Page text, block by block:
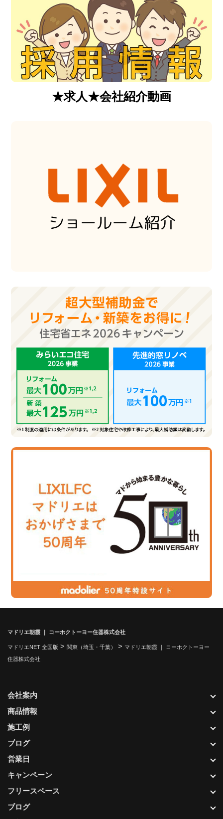
★求人★会社紹介動画
マドリエ朝霞 ｜ コーホクトーヨー住器株式会社
マドリエNET 全国版 > 関東（埼玉・千葉） > マドリエ朝霞 ｜ コーホクトーヨー
住器株式会社
会社案内
商品情報
施工例
ブログ
営業日
キャンペーン
フリースペース
ブログ